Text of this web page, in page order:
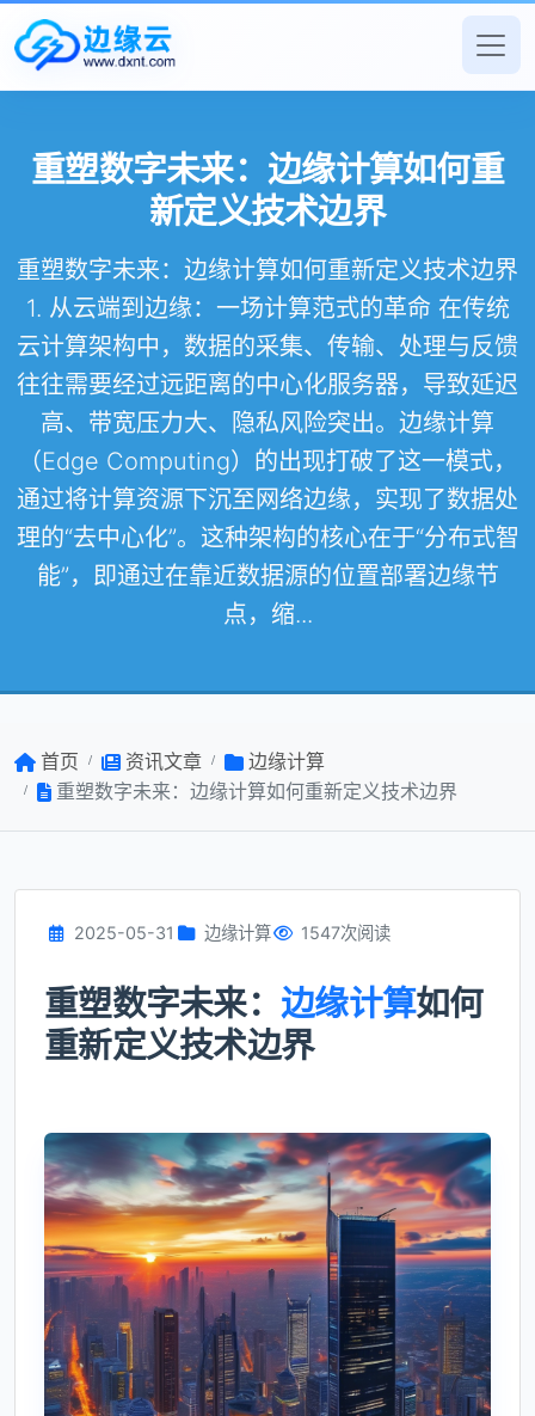
重塑数字未来：边缘计算如何重
新定义技术边界
重塑数字未来：边缘计算如何重新定义技术边界
1. 从云端到边缘：一场计算范式的革命 在传统
云计算架构中，数据的采集、传输、处理与反馈
往往需要经过远距离的中心化服务器，导致延迟
高、带宽压力大、隐私风险突出。边缘计算
（Edge Computing）的出现打破了这一模式，
通过将计算资源下沉至网络边缘，实现了数据处
理的“去中心化”。这种架构的核心在于“分布式智
能”，即通过在靠近数据源的位置部署边缘节
点，缩...
首页 资讯文章
边缘计算
重塑数字未来：边缘计算如何重新定义技术边界
2025-05-31 边缘计算 1547次阅读
重塑数字未来： 边缘计算如何
重新定义技术边界